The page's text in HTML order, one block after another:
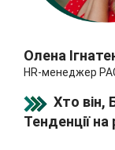
Олена
HR-менеджер
Хто він,
Тенденції на